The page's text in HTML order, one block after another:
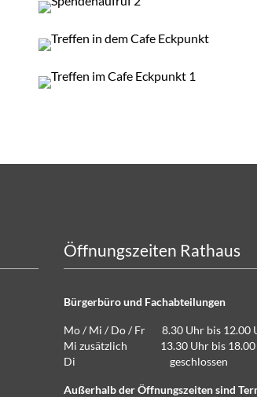
Öffnungszeiten Rathaus
Bürgerbüro und Fachabteilungen
Mo / Mi / Do / Fr 8.30 Uhr bis 12.00
Mi zusätzlich 13.30 Uhr bis 18.00
Di geschlossen
Außerhalb der Öffnungszeiten sind